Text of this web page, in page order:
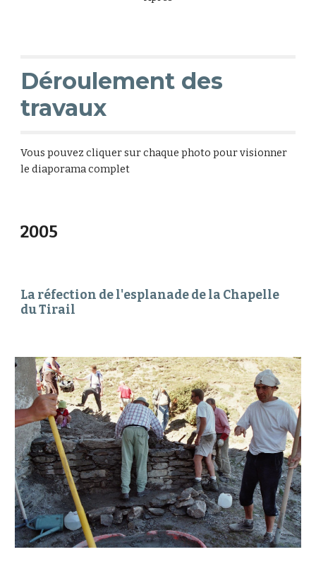
Déroulement des
travaux
Vous pouvez cliquer sur chaque photo pour visionner
le diaporama complet
2005
La réfection de l'esplanade de la Chapelle
du Tirail